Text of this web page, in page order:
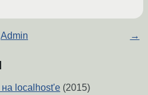
Admin →
на localhost'е (2015)